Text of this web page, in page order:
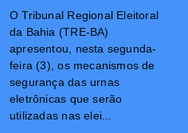
O Tribunal Regional Eleitoral
da Bahia (TRE-BA)
apresentou, nesta segunda-
feira (3), os mecanismos de
segurança das urnas
eletrônicas que serão
utilizadas nas elei...